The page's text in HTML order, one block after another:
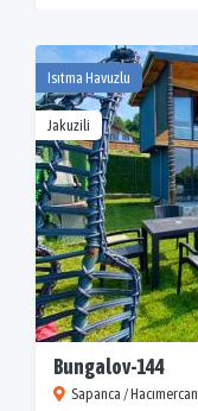
Isıtma Havuzlu
Jakuzili
Bungalov-144
Sapanca / Hacımercan